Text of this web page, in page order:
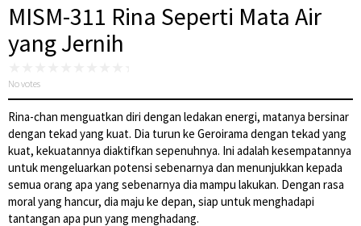
MISM-311 Rina Seperti Mata Air
yang Jernih
No votes
Rina-chan menguatkan diri dengan ledakan energi, matanya bersinar
dengan tekad yang kuat. Dia turun ke Geroirama dengan tekad yang
kuat, kekuatannya diaktifkan sepenuhnya. Ini adalah kesempatannya
untuk mengeluarkan potensi sebenarnya dan menunjukkan kepada
semua orang apa yang sebenarnya dia mampu lakukan. Dengan rasa
moral yang hancur, dia maju ke depan, siap untuk menghadapi
tantangan apa pun yang menghadang.